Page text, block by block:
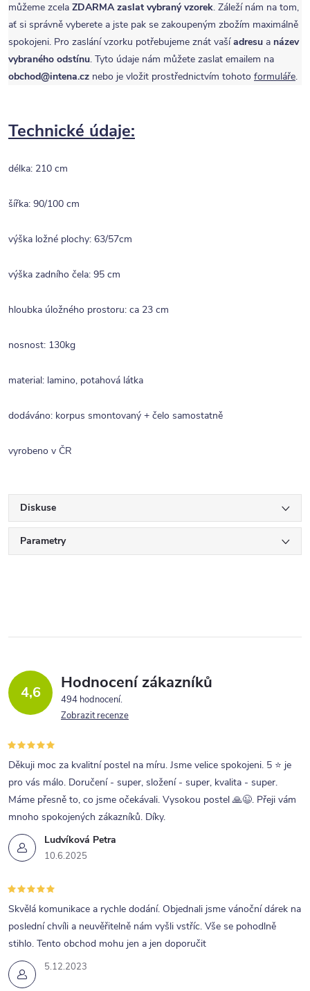
můžeme zcela ZDARMA zaslat vybraný vzorek. Záleží nám na tom,
ať si správně vyberete a jste pak se zakoupeným zbožím maximálně
spokojeni. Pro zaslání vzorku potřebujeme znát vašíadresu a název
vybraného odstínu. Tyto údaje nám můžete zaslat emailem na
obchod@intena.cz nebo je vložit prostřednictvím tohoto formuláře.
Technické údaje:
délka: 210 cm
šířka: 90/100 cm
výška ložné plochy: 63/57cm
výška zadního čela: 95 cm
hloubka úložného prostoru: ca 23 cm
nosnost: 130kg
material: lamino, potahová látka
dodáváno: korpus smontovaný + čelo samostatně
vyrobeno v ČR
Diskuse
Parametry
4,6 Hodnocení zákazníků
494 hodnocení
Zobrazit recenze
Ludvíková Petra
10.6.2025
Děkuji moc za kvalitní postel na míru. Jsme velice spokojeni. 5 ⭐ je
pro vás málo. Doručení - super, složení - super, kvalita - super.
Máme přesně to, co jsme očekávali. Vysokou postel 🙏😉. Přeji vám
mnoho spokojených zákazníků. Díky.
5.12.2023
Skvělá komunikace a rychle dodání. Objednali jsme vánoční dárek na
poslední chvíli a neuvěřitelně nám vyšli vstříc. Vše se pohodlně
stihlo. Tento obchod mohu jen a jen doporučit